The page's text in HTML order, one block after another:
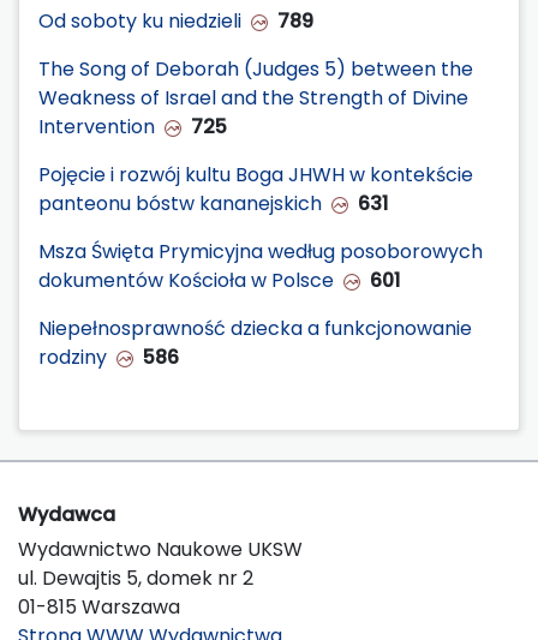
Od soboty ku niedzieli
789
The Song of Deborah (Judges 5) between the
Weakness of Israel and the Strength of Divine
Intervention
725
Pojęcie i rozwój kultu Boga JHWH w kontekście
panteonu bóstw kananejskich
631
Msza Święta Prymicyjna według posoborowych
dokumentów Kościoła w Polsce
601
Niepełnosprawność dziecka a funkcjonowanie
rodziny
586
Wydawca
Wydawnictwo Naukowe UKSW
ul. Dewajtis 5, domek nr 2
01-815 Warszawa